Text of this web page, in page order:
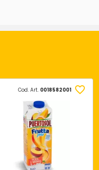
Cod. Art. 0018582001